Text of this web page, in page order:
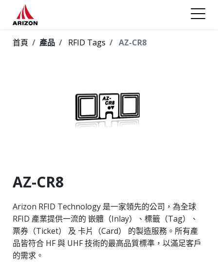
首頁 產品 RFID Tags AZ-CR8
AZ-CR8
Arizon RFID Technology 是一家領先的公司，為全球
RFID 產業提供一流的 嵌體（Inlay）、標籤（Tag）、
票券（Ticket） 及 卡片（Card） 的製造服務。所有產
品皆符合 HF 與 UHF 技術的最高品質標準，以滿足客戶
的需求。